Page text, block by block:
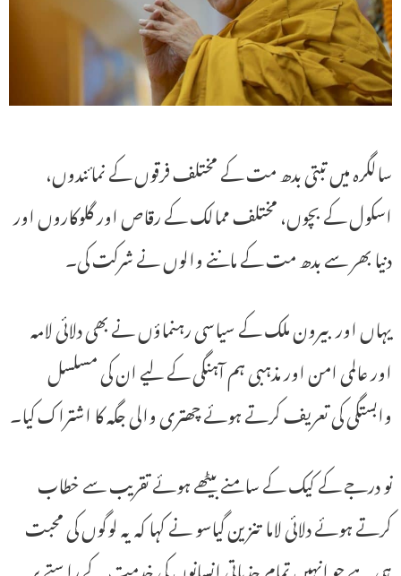
سالگرہ میں تبتی بدھ مت کے مختلف فرقوں کے نمائندوں،
اسکول کے بچوں، مختلف ممالک کے رقاص اور گلوکاروں اور
دنیا بھر سے بدھ مت کے ماننے والوں نے شرکت کی۔
یہاں اور بیرون ملک کے سیاسی رہنماؤں نے بھی دلائی لامہ
اور عالمی امن اور مذہبی ہم آہنگی کے لیے ان کی مسلسل
وابستگی کی تعریف کرتے ہوئے چھتری والی جگہ کا اشتراک کیا۔
نو درجے کے کیک کے سامنے بیٹھے ہوئے تقریب سے خطاب
کرتے ہوئے دلائی لاما تنزین گیاسو نے کہا کہ یہ لوگوں کی محبت